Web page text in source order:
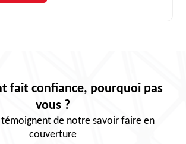
fait confiance, pourquoi pas
vous ?
de notre savoir faire en
couverture